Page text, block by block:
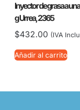
Inyector de grasa a
g Urrea, 2365
$432.00 (IVA
Añadir al carrito